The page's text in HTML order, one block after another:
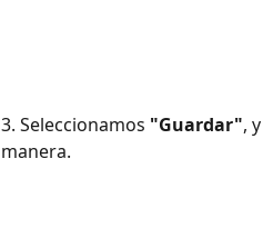
3. Seleccionamos "Guardar",
manera.